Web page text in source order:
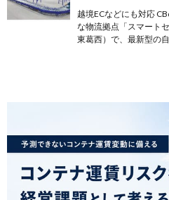
越境ECなどにも対応
な物流拠点「スマート
東葛西）で、最新型の